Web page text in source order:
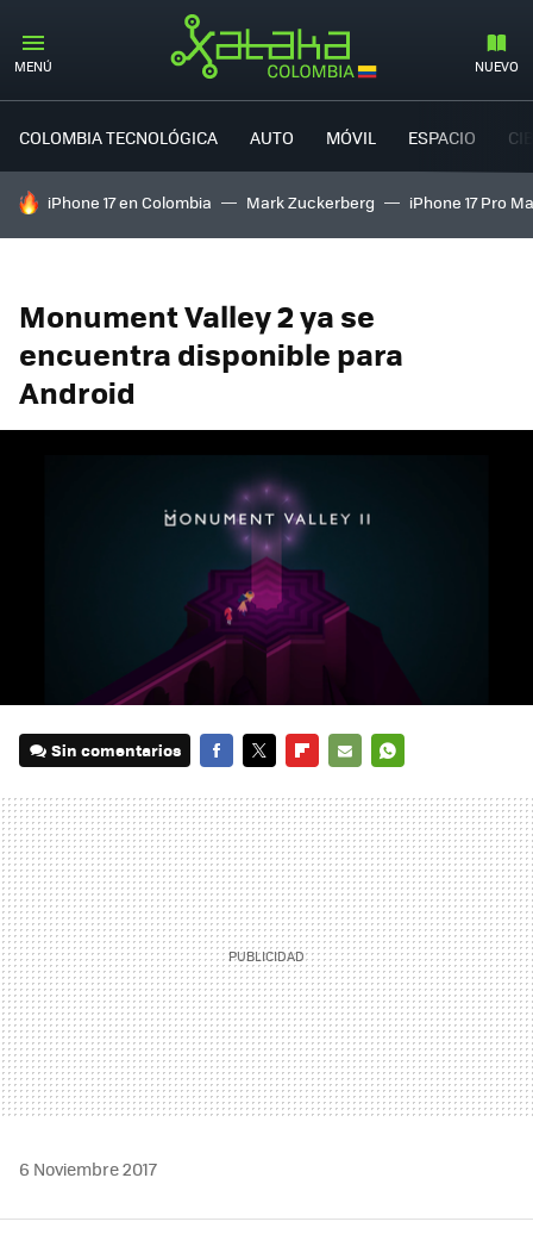
MENÚ NUEVO
COLOMBIA TECNOLÓGICA AUTO MÓVIL ESPACIO
HOY SE HABLA DE
iPhone 17 en Colombia Mark Zuckerberg iPhone 17 Pro
Monument Valley 2 ya se
encuentra disponible para
Android
Sin comentarios
MAIL
6 Noviembre 2017